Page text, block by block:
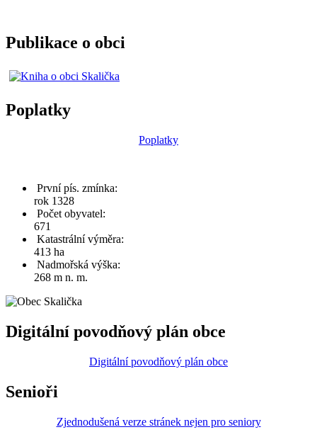
Publikace o obci
Poplatky
Poplatky
První pís. zmínka:
rok 1328
Počet obyvatel:
671
Katastrální výměra:
413 ha
Nadmořská výška:
268 m n. m.
Digitální povodňový plán obce
Digitální povodňový plán obce
Senioři
Zjednodušená verze stránek nejen pro seniory